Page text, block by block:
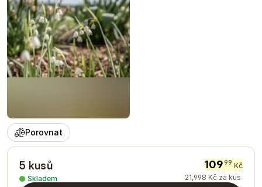
Porovnat
5 kusů
Skladem
10999 Kč
21,998 Kč za kus